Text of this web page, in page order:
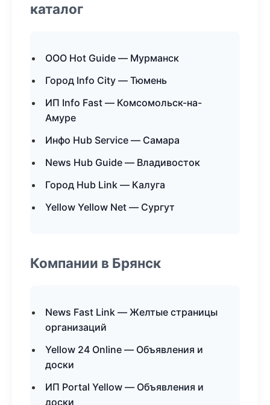
каталог
ООО Hot Guide — Мурманск
Город Info City — Тюмень
ИП Info Fast — Комсомольск-на-
Амуре
Инфо Hub Service — Самара
News Hub Guide — Владивосток
Город Hub Link — Калуга
Yellow Yellow Net — Сургут
Компании в Брянск
News Fast Link — Желтые страницы
организаций
Yellow 24 Online — Объявления и
доски
ИП Portal Yellow — Объявления и
доски